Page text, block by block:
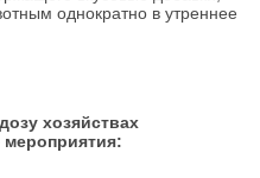
однократно в утреннее
хозяйствах